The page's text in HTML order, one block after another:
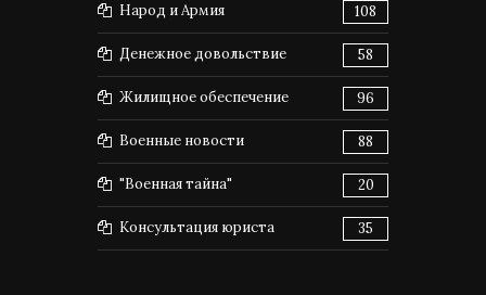
Народ и Армия 108
Денежное довольствие 58
Жилищное обеспечение 96
Военные новости 88
"Военная тайна" 20
Консультация юриста 35